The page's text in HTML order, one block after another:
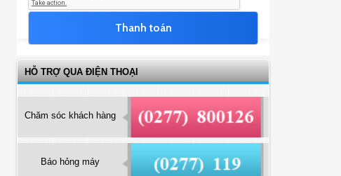
HỖ TRỢ QUA ĐIỆN THOẠI
Chăm sóc khách hàng
Báo hỏng máy